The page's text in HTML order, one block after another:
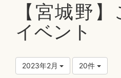
【宮城野
イベント
2023年2月 20件